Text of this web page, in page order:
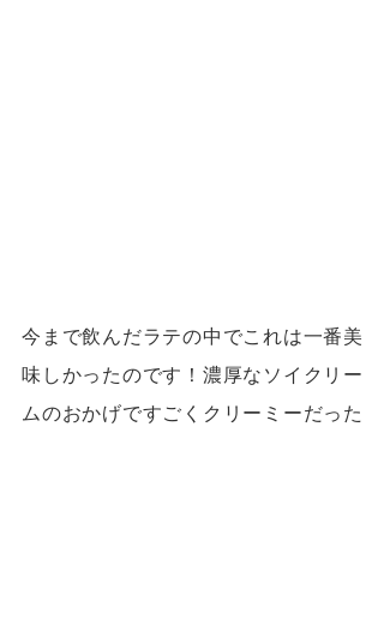
今まで飲んだラテの中でこれは一番美
味しかったのです！濃厚なソイクリー
ムのおかげですごくクリーミーだった